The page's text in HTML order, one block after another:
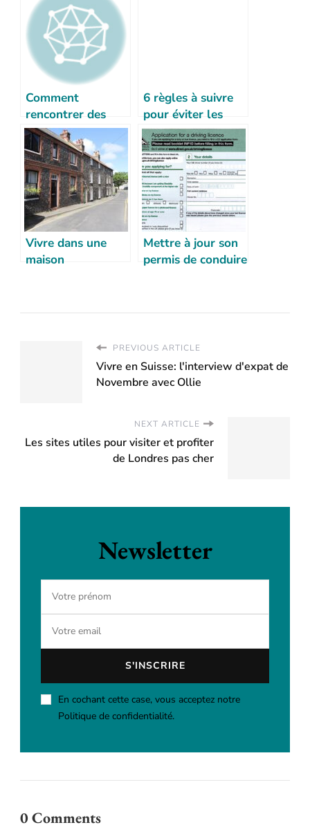
Comment
rencontrer des
français à Londres
?
6 règles à suivre
pour éviter les
arnaques au
logement à
Londres
Vivre dans une
maison
Mettre à jour son
permis de conduire
PREVIOUS ARTICLE
Vivre en Suisse: l'interview d'expat de
Novembre avec Ollie
NEXT ARTICLE
Les sites utiles pour visiter et profiter
de Londres pas cher
Newsletter
En cochant cette case, vous acceptez notre
Politique de confidentialité.
0 Comments